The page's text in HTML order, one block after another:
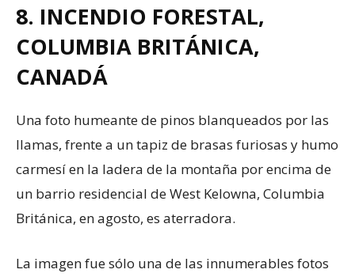
8. INCENDIO FORESTAL,
COLUMBIA BRITÁNICA,
CANADÁ
Una foto humeante de pinos blanqueados por las
llamas, frente a un tapiz de brasas furiosas y humo
carmesí en la ladera de la montaña por encima de
un barrio residencial de West Kelowna, Columbia
Británica, en agosto, es aterradora.
La imagen fue sólo una de las innumerables fotos